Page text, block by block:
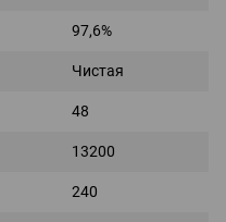
97,6%
Чистая
48
13200
240